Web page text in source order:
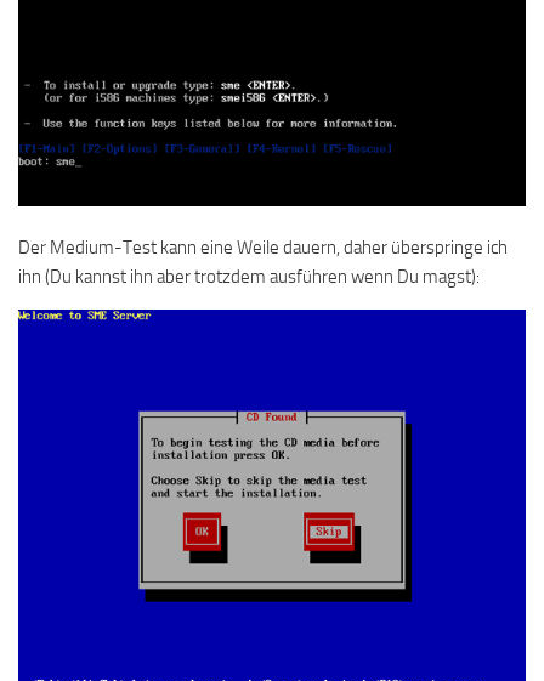
Der Medium-Test kann eine Weile dauern, daher überspringe ich
ihn (Du kannst ihn aber trotzdem ausführen wenn Du magst):